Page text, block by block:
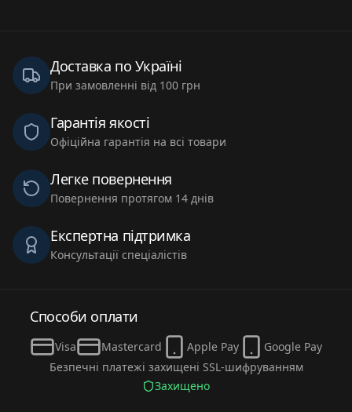
Доставка по Україні
При замовленні від 100 грн
Гарантія якості
Офіційна гарантія на всі товари
Легке повернення
Повернення протягом 14 днів
Експертна підтримка
Консультації спеціалістів
Способи оплати
Visa Mastercard Apple Pay
Google Pay
Безпечні платежі захищені SSL-шифруванням
Захищено